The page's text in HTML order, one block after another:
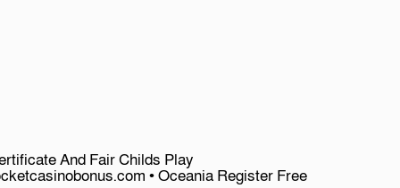
And Fair Childs Play
• Oceania Register Free